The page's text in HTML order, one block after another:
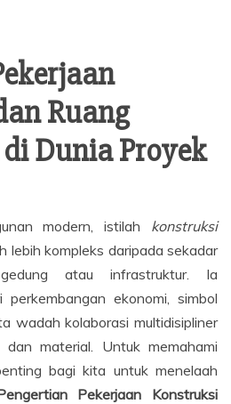
Ruang
Dunia Proyek
modern, istilah konstruksi
lebih kompleks daripada sekadar
atau infrastruktur. Ia
ekonomi, simbol
wadah kolaborasi multidisipliner
dan material. Untuk memahami
bagi kita untuk menelaah
Pekerjaan Konstruksi